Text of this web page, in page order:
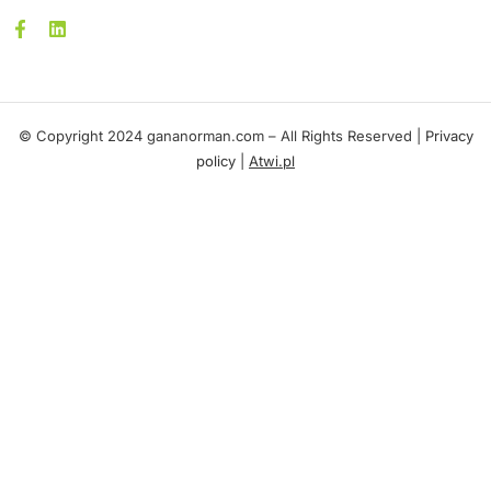
© Copyright 2024 gananorman.com – All Rights Reserved | Privacy
policy
Atwi.pl